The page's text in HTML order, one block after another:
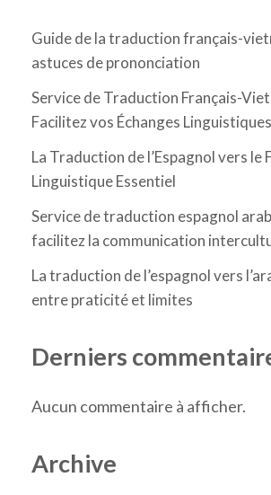
Guide de la traduction français-
astuces de prononciation
Service de Traduction Français-
Facilitez vos Échanges
La Traduction de l’Espagnol vers le
Linguistique Essentiel
Service de traduction espagnol
facilitez la communication
La traduction de l’espagnol vers
entre praticité et limites
Derniers
Aucun commentaire à afficher.
Archive